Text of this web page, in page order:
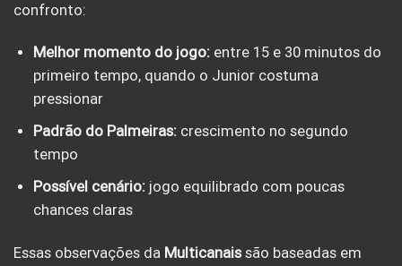
confronto:
Melhor momento do jogo: entre 15 e 30 minutos do
primeiro tempo, quando o Junior costuma
pressionar
Padrão do Palmeiras: crescimento no segundo
tempo
Possível cenário: jogo equilibrado com poucas
chances claras
Essas observações da Multicanaissão baseadas em